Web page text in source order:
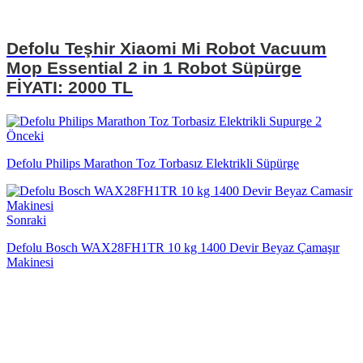
Defolu Teşhir Xiaomi Mi Robot Vacuum
Mop Essential 2 in 1 Robot Süpürge
FİYATI: 2000 TL
Önceki
Defolu Philips Marathon Toz Torbasız Elektrikli Süpürge
Sonraki
Defolu Bosch WAX28FH1TR 10 kg 1400 Devir Beyaz Çamaşır
Makinesi